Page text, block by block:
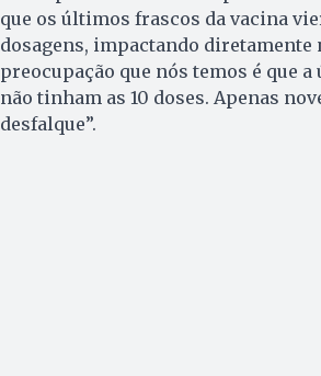
que os últimos frascos da vacina
dosagens, impactando diretamente
preocupação que nós temos é que
não tinham as 10 doses. Apenas
desfalque”.